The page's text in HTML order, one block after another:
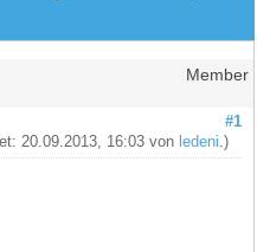
Member
#1
20.09.2013, 16:03 von ledeni .)